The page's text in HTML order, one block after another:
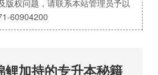
版权问题，请联系本站管理员予以
60904200
鲤加持的专升本秘籍